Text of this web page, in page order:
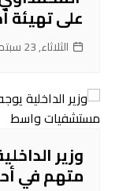
على تهيئة
الثلاثاء, 23 سبتمبر 2025, 23:54
‌وزير
متهم في